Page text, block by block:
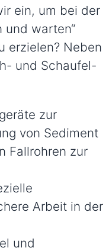
ein, um bei der
und warten“
erzielen? Neben
und Schaufel-
zur
von Sediment
Fallrohren zur
Arbeit in der
und